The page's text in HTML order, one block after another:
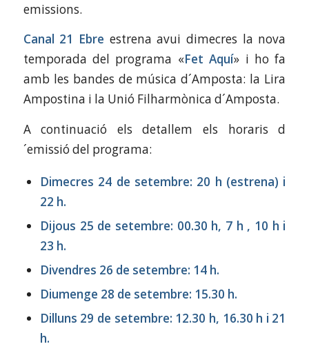
emissions.
Canal 21 Ebre estrena avui dimecres la nova
temporada del programa «Fet Aquí» i ho fa
amb les bandes de música d´Amposta: la Lira
Ampostina i la Unió Filharmònica d´Amposta.
A continuació els detallem els horaris d
´emissió del programa:
Dimecres 24 de setembre: 20 h (estrena) i
22 h.
Dijous 25 de setembre: 00.30 h, 7 h , 10 h i
23 h.
Divendres 26 de setembre: 14 h.
Diumenge 28 de setembre: 15.30 h.
Dilluns 29 de setembre: 12.30 h, 16.30 h i 21
h.